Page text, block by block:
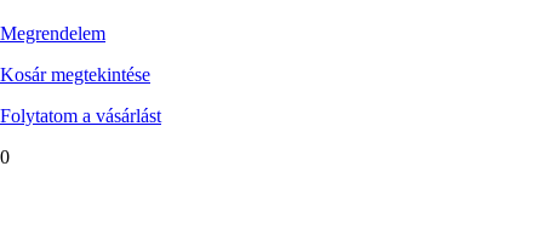
Megrendelem
Kosár megtekintése
Folytatom a vásárlást
0